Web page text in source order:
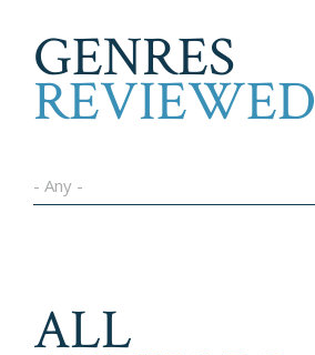
GENRES
REVIEWED
- Any -
ALL